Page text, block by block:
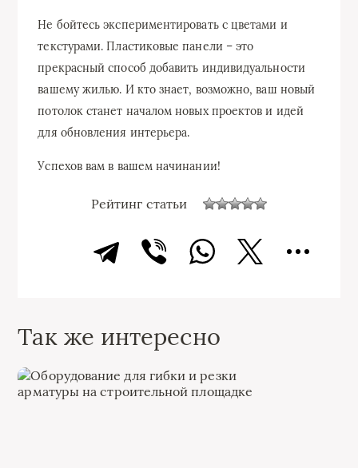
Не бойтесь экспериментировать с цветами и
текстурами. Пластиковые панели – это
прекрасный способ добавить индивидуальности
вашему жилью. И кто знает, возможно, ваш новый
потолок станет началом новых проектов и идей
для обновления интерьера.
Успехов вам в вашем начинании!
Рейтинг статьи
Так же интересно